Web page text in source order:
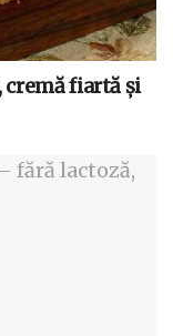
fiartă și